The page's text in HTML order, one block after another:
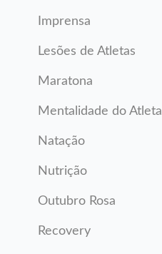
Imprensa
Lesões de Atletas
Maratona
Mentalidade do Atleta
Natação
Nutrição
Outubro Rosa
Recovery